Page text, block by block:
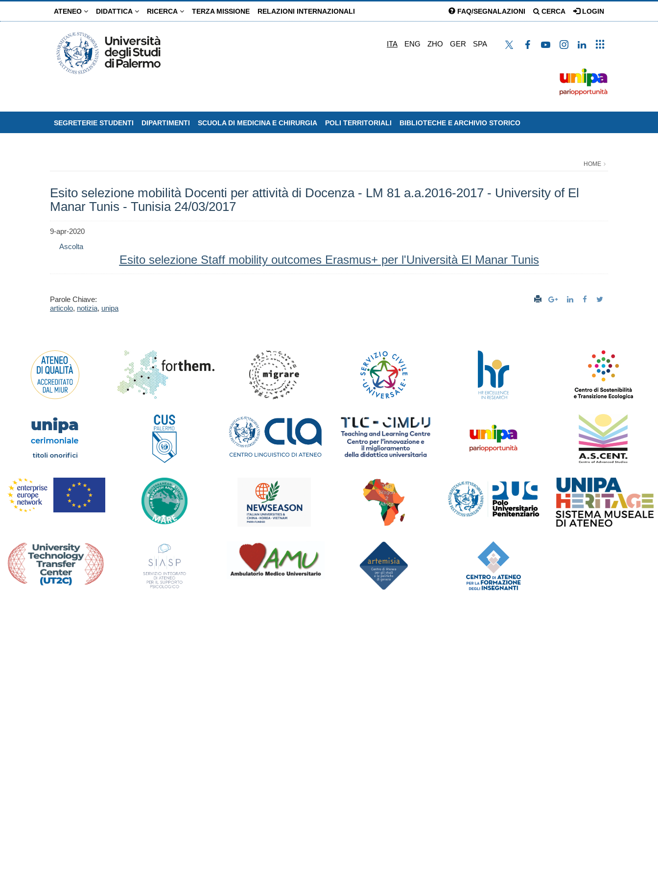
ATENEO DIDATTICA RICERCA TERZA MISSIONE RELAZIONI INTERNAZIONALI FAQ/SEGNALAZIONI CERCA LOGIN
ITA ENG ZHO GER SPA
SEGRETERIE STUDENTI DIPARTIMENTI SCUOLA DI MEDICINA E CHIRURGIA POLI TERRITORIALI BIBLIOTECHE E ARCHIVIO STORICO
HOME
Esito selezione mobilità Docenti per attività di Docenza - LM 81 a.a.2016-2017 - University of El
Manar Tunis - Tunisia 24/03/2017
9-apr-2020
Ascolta
Esito selezione Staff mobility outcomes Erasmus+ per l'Università El Manar Tunis
Parole Chiave:
articolo, notizia, unipa